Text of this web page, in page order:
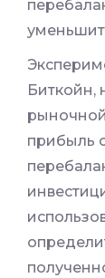
Биткойн,
прибыль